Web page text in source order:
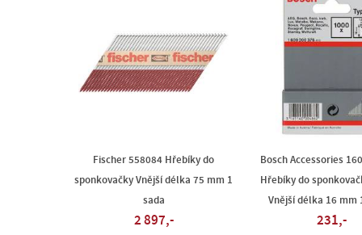
Fischer 558084 Hřebíky do
sponkovačky Vnější délka 75 mm 1
sada
2 897,-
Bosch Accessories
Hřebíky do
Vnější délka 16 mm
231,-